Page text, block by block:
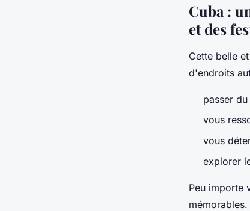
Cuba :
et des
Cette belle
d'endroits
passer
vous
vous
explorer
Peu importe
mémorables.